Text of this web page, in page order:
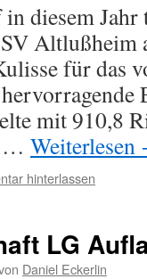
diesem Jahr
Altlußheim
für das
mit 910,8
… Weiterlesen
hinterlassen
LG
Daniel Eckerlin